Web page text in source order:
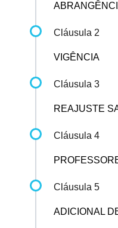
Cláusula 2
VIGÊNCIA
Cláusula 3
REAJUSTE
Cláusula 4
Cláusula 5
ADICIONAL